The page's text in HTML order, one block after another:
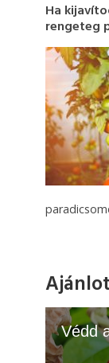
Ha
rengeteg